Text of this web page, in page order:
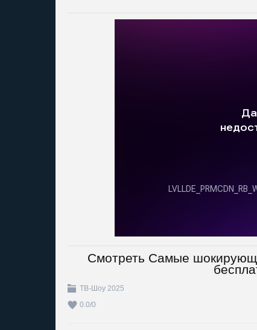
Смотреть Самые
ТВ-Шоу 2025
0.0/0